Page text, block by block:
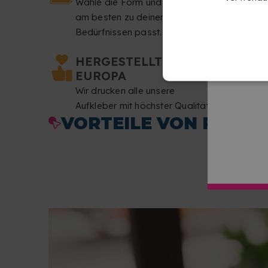
am besten zu deinen
Bedürfnissen passt.
HERGESTELLT IN
EUROPA
Wir drucken alle unsere
Aufkleber mit höchster Qualität.
VORTEILE VON